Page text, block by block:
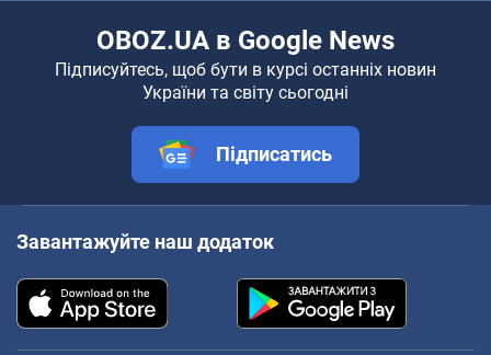
OBOZ.UA в Google News
Підписуйтесь, щоб бути в курсі останніх новин
України та світу сьогодні
Підписатись
Завантажуйте наш додаток